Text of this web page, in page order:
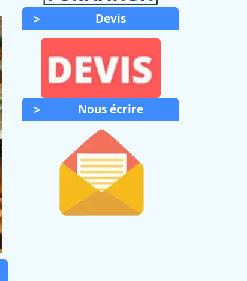
Devis
Nous écrire